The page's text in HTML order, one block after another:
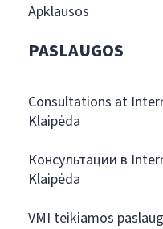
Apklausos
PASLAUGOS
Consultations at
Klaipėda
Консультации в
Klaipėda
VMI teikiamos